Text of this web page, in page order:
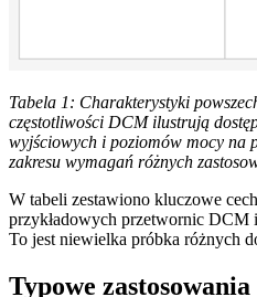
Tabela 1: Charakterystyki
częstotliwości DCM ilustrują
wyjściowych i poziomów mocy na
zakresu wymagań różnych
W tabeli zestawiono kluczowe
przykładowych przetwornic
To jest niewielka próbka różnych
Typowe zastosowania